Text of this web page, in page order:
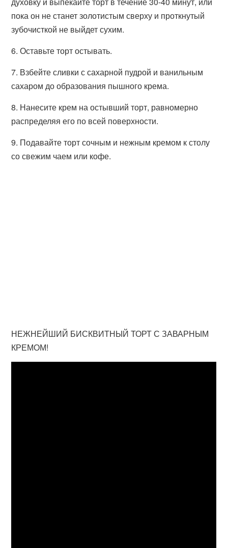
пока он не станет золотистым сверху и проткнутый
зубочисткой не выйдет сухим.
6. Оставьте торт остывать.
7. Взбейте сливки с сахарной пудрой и ванильным
сахаром до образования пышного крема.
8. Нанесите крем на остывший торт, равномерно
распределяя его по всей поверхности.
9. Подавайте торт сочным и нежным кремом к столу
со свежим чаем или кофе.
НЕЖНЕЙШИЙ БИСКВИТНЫЙ ТОРТ С ЗАВАРНЫМ
КРЕМОМ!